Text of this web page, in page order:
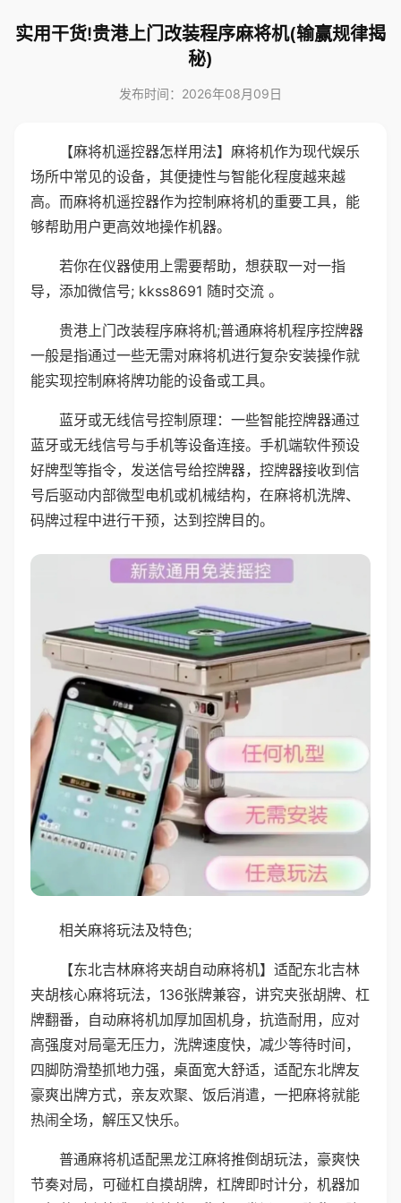
实用干货!贵港上门改装程序麻将机(输赢规律揭
秘)
发布时间：2026年08月09日
【麻将机遥控器怎样用法】麻将机作为现代娱乐
场所中常见的设备，其便捷性与智能化程度越来越
高。而麻将机遥控器作为控制麻将机的重要工具，能
够帮助用户更高效地操作机器。
若你在仪器使用上需要帮助，想获取一对一指
导，添加微信号; kkss8691 随时交流 。
贵港上门改装程序麻将机;普通麻将机程序控牌器
一般是指通过一些无需对麻将机进行复杂安装操作就
能实现控制麻将牌功能的设备或工具。
蓝牙或无线信号控制原理：一些智能控牌器通过
蓝牙或无线信号与手机等设备连接。手机端软件预设
好牌型等指令，发送信号给控牌器，控牌器接收到信
号后驱动内部微型电机或机械结构，在麻将机洗牌、
码牌过程中进行干预，达到控牌目的。
相关麻将玩法及特色;
【东北吉林麻将夹胡自动麻将机】适配东北吉林
夹胡核心麻将玩法，136张牌兼容，讲究夹张胡牌、杠
牌翻番，自动麻将机加厚加固机身，抗造耐用，应对
高强度对局毫无压力，洗牌速度快，减少等待时间，
四脚防滑垫抓地力强，桌面宽大舒适，适配东北牌友
豪爽出牌方式，亲友欢聚、饭后消遣，一把麻将就能
热闹全场，解压又快乐。
普通麻将机适配黑龙江麻将推倒胡玩法，豪爽快
节奏对局，可碰杠自摸胡牌，杠牌即时计分，机器加